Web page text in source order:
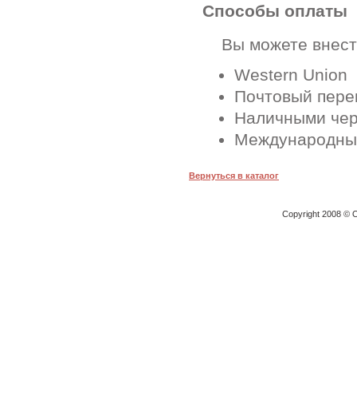
Способы оплаты
Вы можете
Western Union
Почтовый
Наличными
Вернуться в каталог
Copyright 2008 ©